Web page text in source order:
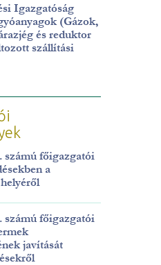
Igazgatóság
(Gázok,
és reduktor
szállítási
számú főigazgatói
a
számú főigazgatói
javítását